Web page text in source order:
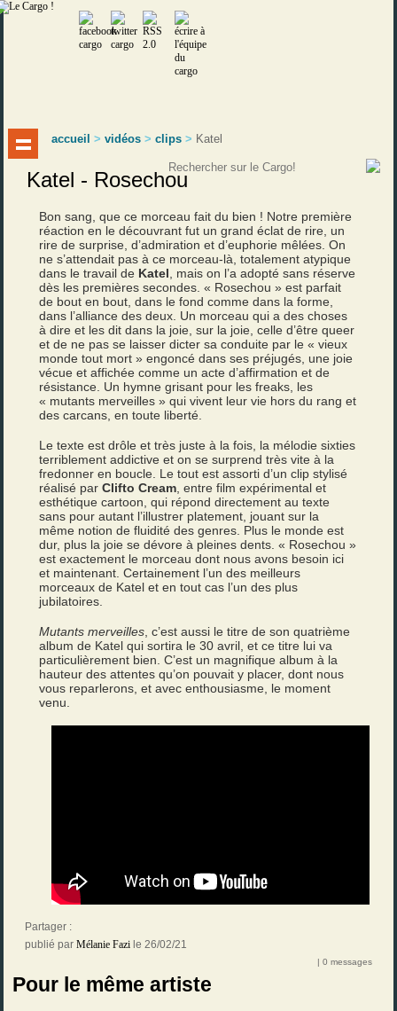
accueil >vidéos >clips > Katel
Katel - Rosechou
Bon sang, que ce morceau fait du bien ! Notre première
réaction en le découvrant fut un grand éclat de rire, un
rire de surprise, d’admiration et d’euphorie mêlées. On
ne s’attendait pas à ce morceau-là, totalement atypique
dans le travail de Katel , mais on l’a adopté sans réserve
dès les premières secondes. « Rosechou » est parfait
de bout en bout, dans le fond comme dans la forme,
dans l’alliance des deux. Un morceau qui a des choses
à dire et les dit dans la joie, sur la joie, celle d’être queer
et de ne pas se laisser dicter sa conduite par le « vieux
monde tout mort » engoncé dans ses préjugés, une joie
vécue et affichée comme un acte d’affirmation et de
résistance. Un hymne grisant pour les freaks, les
« mutants merveilles » qui vivent leur vie hors du rang et
des carcans, en toute liberté.
Le texte est drôle et très juste à la fois, la mélodie sixties
terriblement addictive et on se surprend très vite à la
fredonner en boucle. Le tout est assorti d’un clip stylisé
réalisé parClifto Cream , entre film expérimental et
esthétique cartoon, qui répond directement au texte
sans pour autant l’illustrer platement, jouant sur la
même notion de fluidité des genres. Plus le monde est
dur, plus la joie se dévore à pleines dents. « Rosechou »
est exactement le morceau dont nous avons besoin ici
et maintenant. Certainement l’un des meilleurs
morceaux de Katel et en tout cas l’un des plus
jubilatoires.
Mutants merveilles , c’est aussi le titre de son quatrième
album de Katel qui sortira le 30 avril, et ce titre lui va
particulièrement bien. C’est un magnifique album à la
hauteur des attentes qu’on pouvait y placer, dont nous
vous reparlerons, et avec enthousiasme, le moment
venu.
Partager :
publié par Mélanie Fazi le 26/02/21
| 0 messages
Pour le même artiste